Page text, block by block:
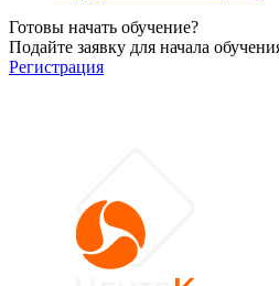
Готовы начать обучение?
Подайте заявку для начала
Регистрация